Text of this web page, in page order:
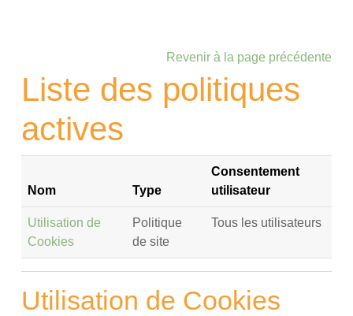
Revenir à la page précédente
Liste des politiques
actives
Nom Type
Consentement
utilisateur
Utilisation de
Cookies
Politique
de site
Tous les utilisateurs
Utilisation de Cookies